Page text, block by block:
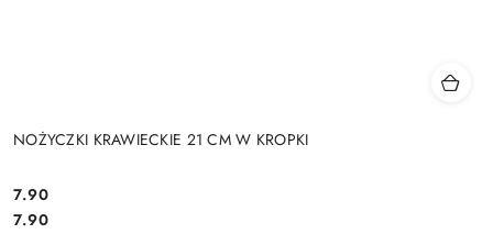
NOŻYCZKI KRAWIECKIE 21 CM W KROPKI
Cena:
7.90
Cena:
7.90